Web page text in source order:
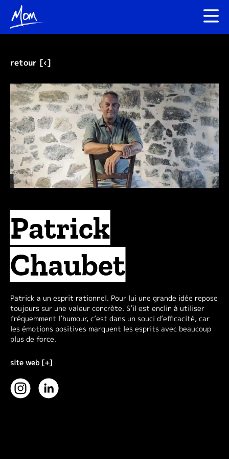
retour [‹]
Patrick
Chaubet
Patrick a un esprit rationnel. Pour lui une grande idée repose
toujours sur une valeur concrète. S’il est enclin à utiliser
fréquemment l’humour, c’est dans un souci d’efficacité, car
les émotions positives marquent les esprits avec beaucoup
plus de force.
site web [+]